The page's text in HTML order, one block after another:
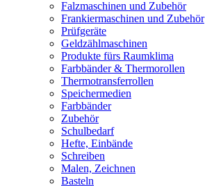
Falzmaschinen und Zubehör
Frankiermaschinen und Zubehör
Prüfgeräte
Geldzählmaschinen
Produkte fürs Raumklima
Farbbänder & Thermorollen
Thermotransferrollen
Speichermedien
Farbbänder
Zubehör
Schulbedarf
Hefte, Einbände
Schreiben
Malen, Zeichnen
Basteln